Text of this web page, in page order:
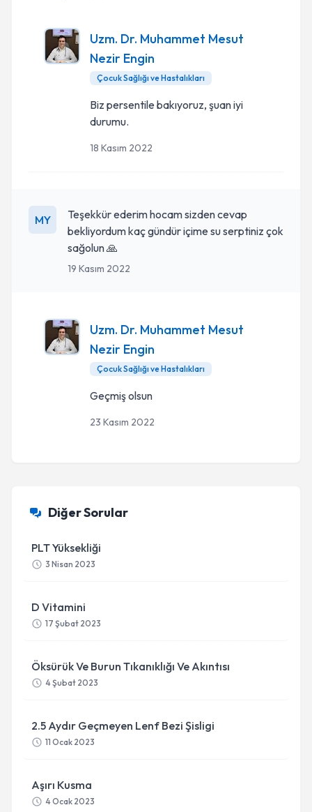
Uzm. Dr. Muhammet Mesut
Nezir Engin
Çocuk Sağlığı ve Hastalıkları
Biz persentile bakıyoruz, şuan iyi
durumu.
18 Kasım 2022
MY
Teşekkür ederim hocam sizden cevap
bekliyordum kaç gündür içime su serptiniz çok
sağolun 🙏
19 Kasım 2022
Uzm. Dr. Muhammet Mesut
Nezir Engin
Çocuk Sağlığı ve Hastalıkları
Geçmiş olsun
23 Kasım 2022
Diğer Sorular
PLT Yüksekliği
3 Nisan 2023
D Vitamini
17 Şubat 2023
Öksürük Ve Burun Tıkanıklığı Ve Akıntısı
4 Şubat 2023
2.5 Aydır Geçmeyen Lenf Bezi Şisligi
11 Ocak 2023
Aşırı Kusma
4 Ocak 2023